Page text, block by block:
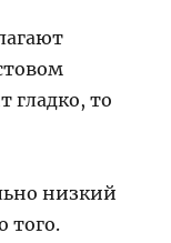
гладко, то
низкий
того.